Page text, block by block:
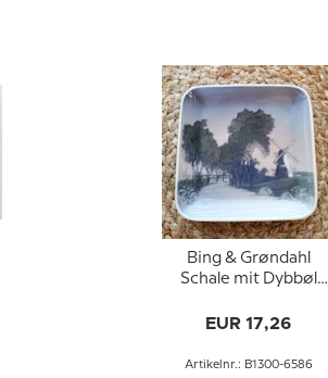
Bing & Grøndahl
Schale mit Dybbøl
EUR 17,26
Artikelnr.: B1300-6586